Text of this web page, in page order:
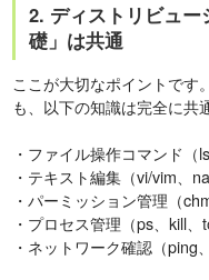
2. ディストリビュ
礎」は共通
ここが大切なポイントです
も、以下の知識は完全に共
・ファイル操作コマンド（
・テキスト編集（vi/vim、
・パーミッション管理（
・プロセス管理（ps、kill、
・ネットワーク確認（ping